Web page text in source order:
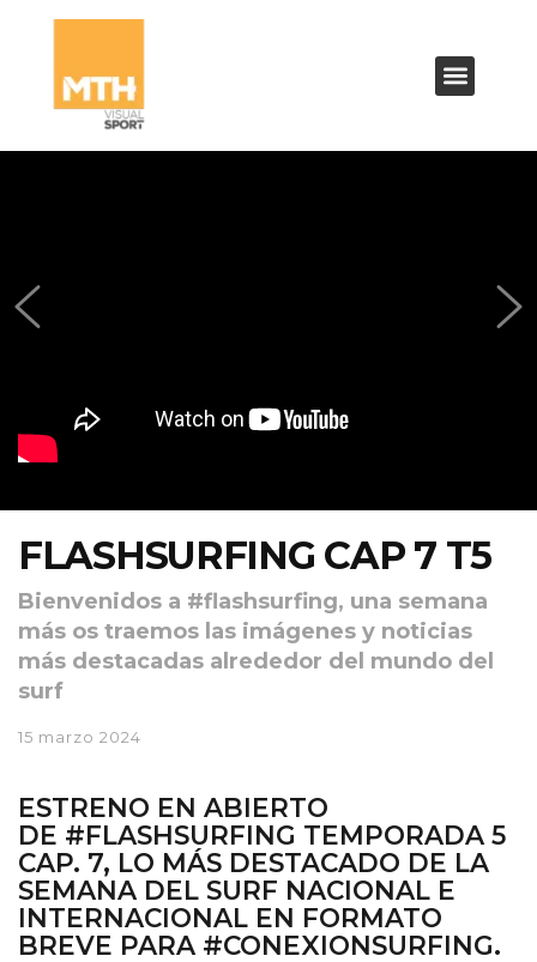
FLASHSURFING CAP 7 T5
Bienvenidos a #flashsurfing, una semana
más os traemos las imágenes y noticias
más destacadas alrededor del mundo del
surf
15 marzo 2024
ESTRENO EN ABIERTO
DE #FLASHSURFING TEMPORADA 5
CAP. 7, LO MÁS DESTACADO DE LA
SEMANA DEL SURF NACIONAL E
INTERNACIONAL EN FORMATO
BREVE PARA #CONEXIONSURFING.